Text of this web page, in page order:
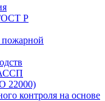
Р
пожарной
22000)
контроля на основе